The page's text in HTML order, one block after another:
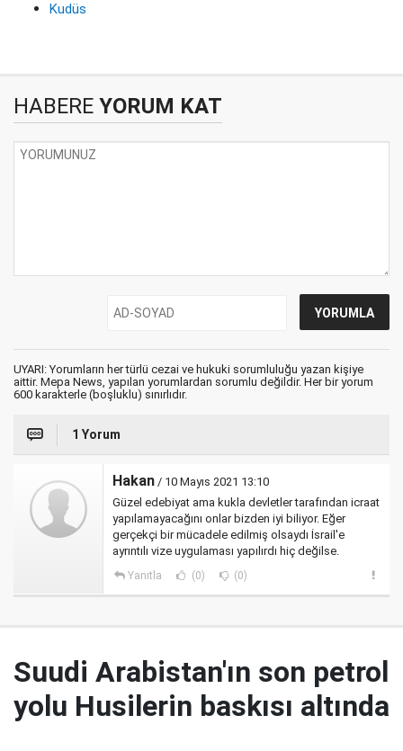
Kudüs
HABERE YORUM KAT
UYARI: Yorumların her türlü cezai ve hukuki sorumluluğu yazan kişiye
aittir. Mepa News, yapılan yorumlardan sorumlu değildir. Her bir yorum
600 karakterle (boşluklu) sınırlıdır.
1 Yorum
Hakan / 10 Mayıs 2021 13:10
Güzel edebiyat ama kukla devletler tarafından icraat
yapılamayacağını onlar bizden iyi biliyor. Eğer
gerçekçi bir mücadele edilmiş olsaydı İsrail'e
ayrıntılı vize uygulaması yapılırdı hiç değilse.
Yanıtla (0) (0)
Suudi Arabistan'ın son petrol
yolu Husilerin baskısı altında